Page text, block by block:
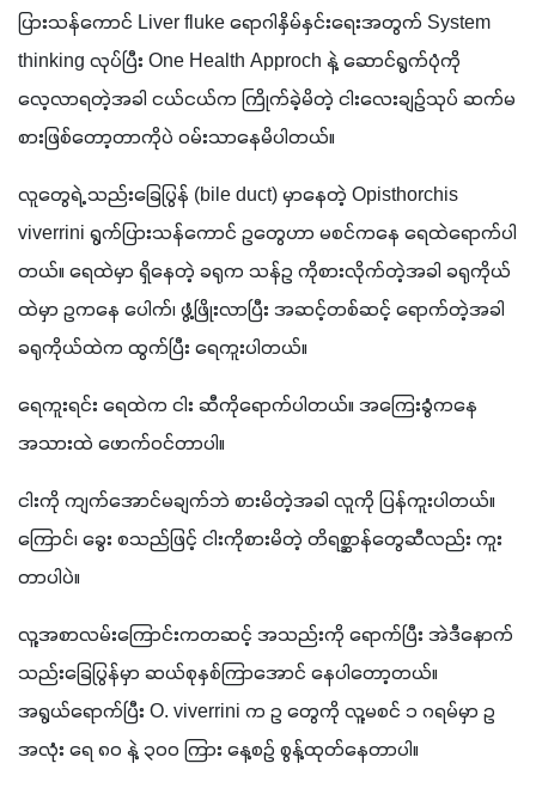
ပြားသန်ကောင် Liver fluke ရောဂါနှိမ်နှင်းရေးအတွက် System
thinking လုပ်ပြီး One Health Approch နဲ့ ဆောင်ရွက်ပုံကို
လေ့လာရတဲ့အခါ ငယ်ငယ်က ကြိုက်ခဲ့မိတဲ့ ငါးလေးချဉ်သုပ် ဆက်မ
စားဖြစ်တော့တာကိုပဲ ဝမ်းသာနေမိပါတယ်။
လူတွေရဲ့ သည်းခြေပြွန် (bile duct) မှာနေတဲ့ Opisthorchis
viverrini ရွက်ပြားသန်ကောင် ဥတွေဟာ မစင်ကနေ ရေထဲရောက်ပါ
တယ်။ ရေထဲမှာ ရှိနေတဲ့ ခရုက သန်ဥ ကိုစားလိုက်တဲ့အခါ ခရုကိုယ်
ထဲမှာ ဥကနေ ပေါက်၊ ဖွံ့ဖြိုးလာပြီး အဆင့်တစ်ဆင့် ရောက်တဲ့အခါ
ခရုကိုယ်ထဲက ထွက်ပြီး ရေကူးပါတယ်။
ရေကူးရင်း ရေထဲက ငါး ဆီကိုရောက်ပါတယ်။ အကြေးခွံကနေ
အသားထဲ ဖောက်ဝင်တာပါ။
ငါးကို ကျက်အောင်မချက်ဘဲ စားမိတဲ့အခါ လူကို ပြန်ကူးပါတယ်။
ကြောင်၊ ခွေး စသည်ဖြင့် ငါးကိုစားမိတဲ့ တိရစ္ဆာန်တွေဆီလည်း ကူး
တာပါပဲ။
လူ့အစာလမ်းကြောင်းကတဆင့် အသည်းကို‌ ရောက်ပြီး အဲဒီနောက်
သည်းခြေပြွန်မှာ ဆယ်စုနှစ်ကြာအောင် နေပါတော့တယ်။
အရွယ်ရောက်ပြီး O. viverrini က ဥ တွေကို လူ့မစင် ၁ ဂရမ်မှာ ဥ
အလုံး ရေ ၈၀ နဲ့ ၃၀၀ ကြား နေ့စဉ် စွန့်ထုတ်နေတာပါ။